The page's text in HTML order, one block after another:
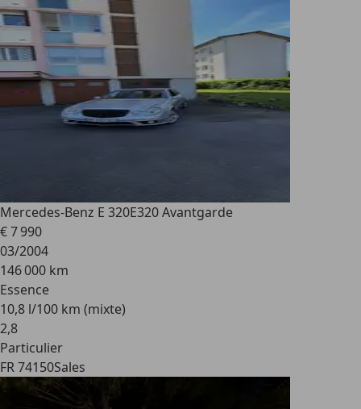
Mercedes-Benz E 320E320 Avantgarde
€ 7 990
03/2004
146 000 km
Essence
10,8 l/100 km (mixte)
2,8
Particulier
FR 74150Sales